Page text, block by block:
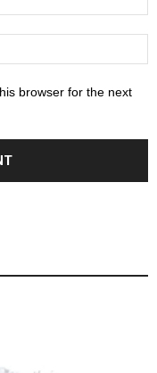
browser for the next